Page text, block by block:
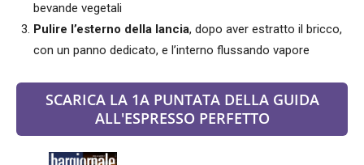
bevande vegetali
Pulire l’esterno della lancia, dopo aver estratto il bricco,
con un panno dedicato, e l’interno flussando vapore
SCARICA LA 1A PUNTATA DELLA GUIDA
ALL'ESPRESSO PERFETTO